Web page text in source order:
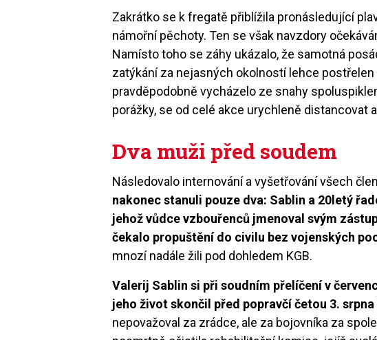
Zakrátko se k fregatě přiblížila pronásledující
námořní pěchoty. Ten se však navzdory
Namísto toho se záhy ukázalo, že samotná
zatýkání za nejasných okolností lehce
pravděpodobně vycházelo ze snahy
porážky, se od celé akce urychleně distancovat
Dva muži před soudem
Následovalo internování a vyšetřování všech
nakonec stanuli pouze dva: Sablin a 20letý
jehož vůdce vzbouřenců jmenoval svým
čekalo propuštění do civilu bez vojenských
mnozí nadále žili pod dohledem KGB.
Valerij Sablin si při soudním přelíčení v
jeho život skončil před popravčí četou 3.
nepovažoval za zrádce, ale za bojovníka za